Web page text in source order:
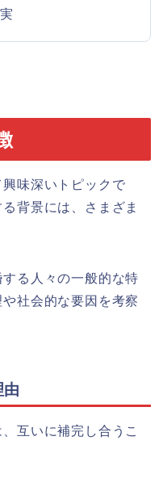
味深いトピックで
背景には、さまざま
る人々の一般的な特
社会的な要因を考察
由
互いに補完し合うこ